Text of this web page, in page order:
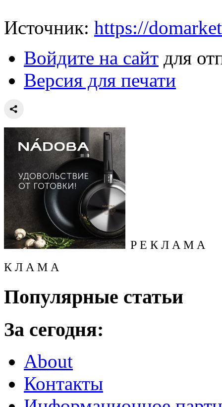
Источник: https://
Войдите на сайт для
Версия для печати
Р Е К Л А М А
К Л А М А
Популярные статьи
За сегодня:
About
Контакты